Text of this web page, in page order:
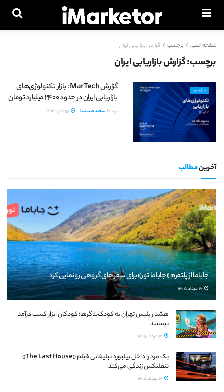
صفحه اصلی برچسب گزارش بازاریابی ایران
برچسب:گزارش بازاریابی ایران
بازاریابی
گزارش MarTech : بازار تکنولوژی‌های
بازاریابی ایران در حدود ۲۴۰۰ میلیارد تومان
توسط سعید حبیب‌نیا 15 آبان 1403
آخرینمطالب
جاباما از پلتفرم «جاباما تور» برای سفرهای گروهی رونمایی کرد
17 مرداد 1405
هشدار پلیس تهران به کودک‌بلاگرها؛ کودکان ابزار کسب درآمد
نیستند
یک مرد را داخل بیلبورد تبلیغاتی فیلم «The Last House»
نتفلیکس زندگی می‌کند